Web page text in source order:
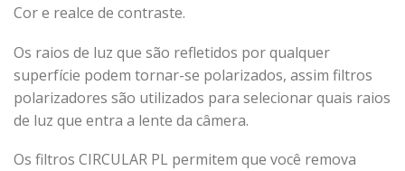
Cor e realce de contraste.
Os raios de luz que são refletidos por qualquer
superfície podem tornar-se polarizados, assim filtros
polarizadores são utilizados para selecionar quais raios
de luz que entra a lente da câmera.
Os filtros CIRCULAR PL permitem que você remova